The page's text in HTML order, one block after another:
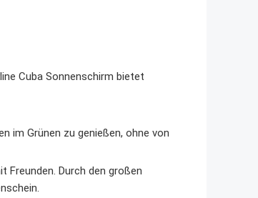
Cuba Sonnenschirm bietet
im Grünen zu genießen, ohne von
Freunden. Durch den großen